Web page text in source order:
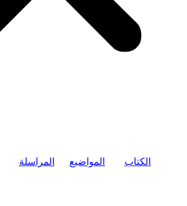
المراسلة المواضيع الكتاب